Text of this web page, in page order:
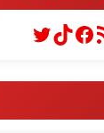
Twitter